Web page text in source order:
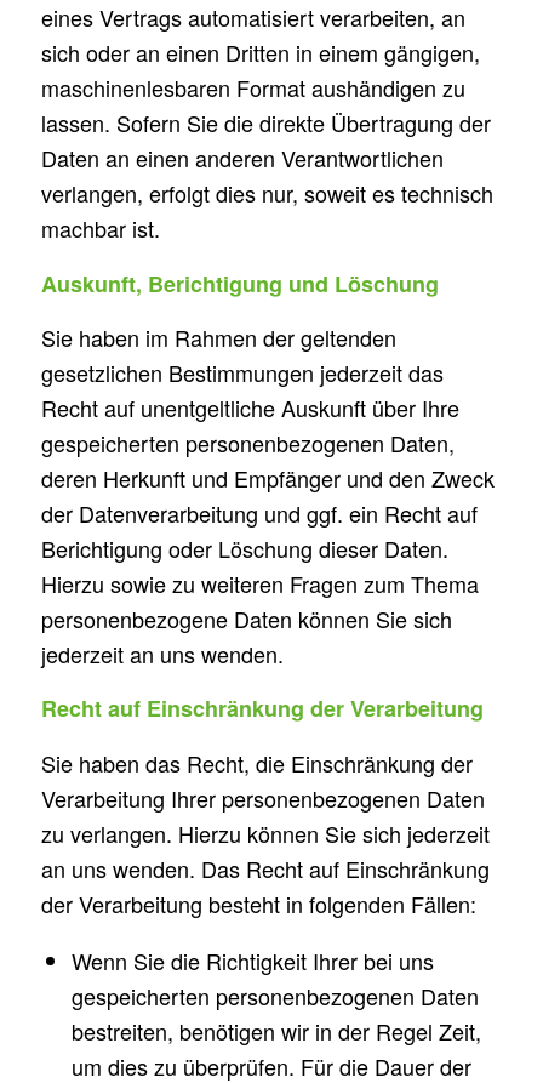
eines Vertrags automatisiert verarbeiten, an
sich oder an einen Dritten in einem gängigen,
maschinenlesbaren Format aushändigen zu
lassen. Sofern Sie die direkte Übertragung der
Daten an einen anderen Verantwortlichen
verlangen, erfolgt dies nur, soweit es technisch
machbar ist.
Auskunft, Berichtigung und Löschung
Sie haben im Rahmen der geltenden
gesetzlichen Bestimmungen jederzeit das
Recht auf unentgeltliche Auskunft über Ihre
gespeicherten personenbezogenen Daten,
deren Herkunft und Empfänger und den Zweck
der Datenverarbeitung und ggf. ein Recht auf
Berichtigung oder Löschung dieser Daten.
Hierzu sowie zu weiteren Fragen zum Thema
personenbezogene Daten können Sie sich
jederzeit an uns wenden.
Recht auf Einschränkung der Verarbeitung
Sie haben das Recht, die Einschränkung der
Verarbeitung Ihrer personenbezogenen Daten
zu verlangen. Hierzu können Sie sich jederzeit
an uns wenden. Das Recht auf Einschränkung
der Verarbeitung besteht in folgenden Fällen:
Wenn Sie die Richtigkeit Ihrer bei uns
gespeicherten personenbezogenen Daten
bestreiten, benötigen wir in der Regel Zeit,
um dies zu überprüfen. Für die Dauer der